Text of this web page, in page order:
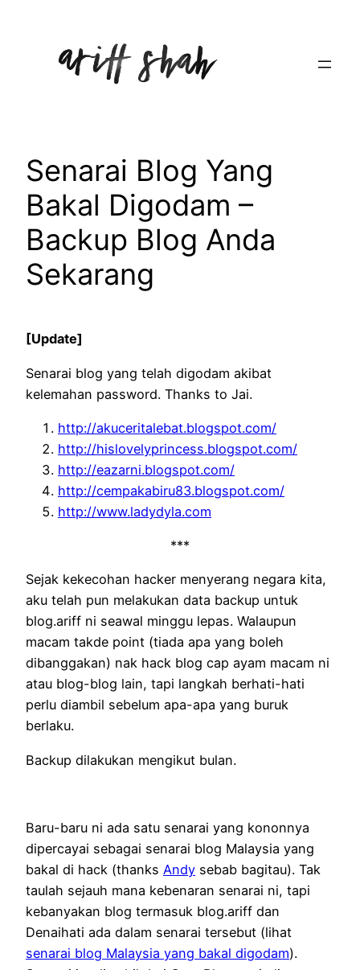
Senarai Blog Yang
Bakal Digodam –
Backup Blog Anda
Sekarang
[Update]
Senarai blog yang telah digodam akibat
kelemahan password. Thanks to Jai.
http://akuceritalebat.blogspot.com/
http://hislovelyprincess.blogspot.com/
http://eazarni.blogspot.com/
http://cempakabiru83.blogspot.com/
http://www.ladydyla.com
***
Sejak kekecohan hacker menyerang negara kita,
aku telah pun melakukan data backup untuk
blog.ariff ni seawal minggu lepas. Walaupun
macam takde point (tiada apa yang boleh
dibanggakan) nak hack blog cap ayam macam ni
atau blog-blog lain, tapi langkah berhati-hati
perlu diambil sebelum apa-apa yang buruk
berlaku.
Backup dilakukan mengikut bulan.
Baru-baru ni ada satu senarai yang kononnya
dipercayai sebagai senarai blog Malaysia yang
bakal di hack (thanks Andy sebab bagitau). Tak
taulah sejauh mana kebenaran senarai ni, tapi
kebanyakan blog termasuk blog.ariff dan
Denaihati ada dalam senarai tersebut (lihat
senarai blog Malaysia yang bakal digodam).